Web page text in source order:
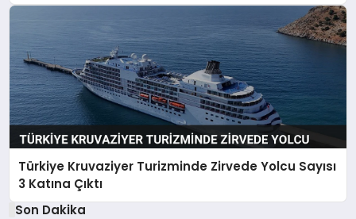
Türkiye Kruvaziyer Turizminde Zirvede Yolcu Sayısı
3 Katına Çıktı
Son Dakika